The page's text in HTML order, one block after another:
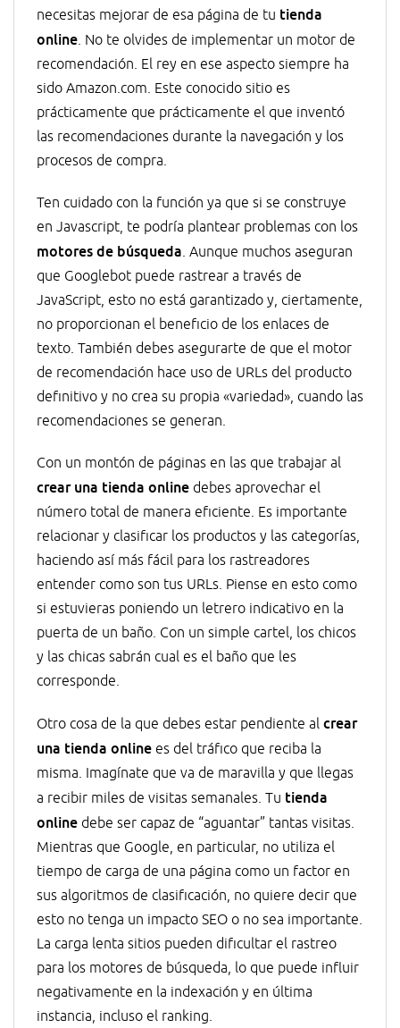
necesitas mejorar de esa página de tu tienda
online. No te olvides de implementar un motor de
recomendación. El rey en ese aspecto siempre ha
sido Amazon.com. Este conocido sitio es
prácticamente que prácticamente el que inventó
las recomendaciones durante la navegación y los
procesos de compra.
Ten cuidado con la función ya que si se construye
en Javascript, te podría plantear problemas con los
motores de búsqueda. Aunque muchos aseguran
que Googlebot puede rastrear a través de
JavaScript, esto no está garantizado y, ciertamente,
no proporcionan el beneficio de los enlaces de
texto. También debes asegurarte de que el motor
de recomendación hace uso de URLs del producto
definitivo y no crea su propia «variedad», cuando las
recomendaciones se generan.
Con un montón de páginas en las que trabajar al
crear una tienda online debes aprovechar el
número total de manera eficiente. Es importante
relacionar y clasificar los productos y las categorías,
haciendo así más fácil para los rastreadores
entender como son tus URLs. Piense en esto como
si estuvieras poniendo un letrero indicativo en la
puerta de un baño. Con un simple cartel, los chicos
y las chicas sabrán cual es el baño que les
corresponde.
Otro cosa de la que debes estar pendiente al crear
una tienda online es del tráfico que reciba la
misma. Imagínate que va de maravilla y que llegas
a recibir miles de visitas semanales. Tu tienda
online debe ser capaz de “aguantar” tantas visitas.
Mientras que Google, en particular, no utiliza el
tiempo de carga de una página como un factor en
sus algoritmos de clasificación, no quiere decir que
esto no tenga un impacto SEO o no sea importante.
La carga lenta sitios pueden dificultar el rastreo
para los motores de búsqueda, lo que puede influir
negativamente en la indexación y en última
instancia, incluso el ranking.